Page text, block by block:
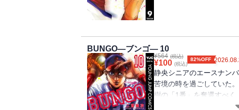
BUNGO―ブンゴ― 10
¥564 (税込)
¥100 (税込)
82%OFF
静央シニアのエースナン
苦境の時を過ごしていた
樹の「1番」を奪還すべく
浩の協力を得て、「究極